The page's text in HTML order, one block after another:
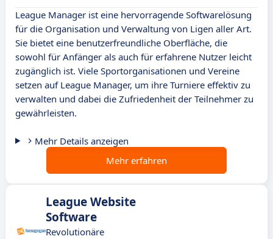
League Manager ist eine hervorragende Softwarelösung
für die Organisation und Verwaltung von Ligen aller Art.
Sie bietet eine benutzerfreundliche Oberfläche, die
sowohl für Anfänger als auch für erfahrene Nutzer leicht
zugänglich ist. Viele Sportorganisationen und Vereine
setzen auf League Manager, um ihre Turniere effektiv zu
verwalten und dabei die Zufriedenheit der Teilnehmer zu
gewährleisten.
Mehr Details anzeigen
Mehr erfahren
League Website
Software
Revolutionäre